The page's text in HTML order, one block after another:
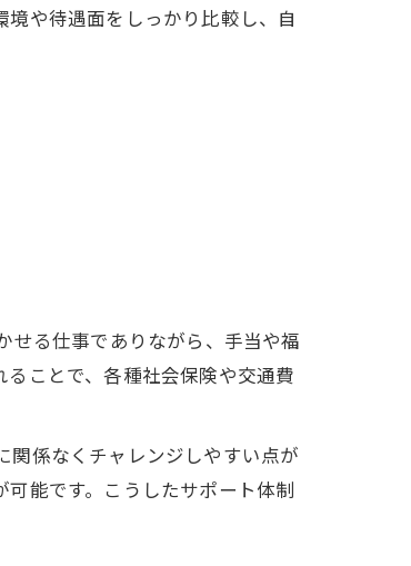
や待遇面をしっかり比較し、自
せる仕事でありながら、手当や福
ことで、各種社会保険や交通費
関係なくチャレンジしやすい点が
能です。こうしたサポート体制